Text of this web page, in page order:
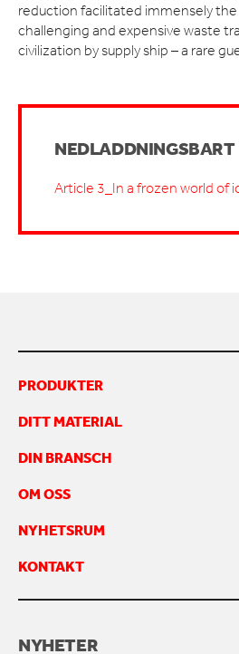
reduction facilitated immensely
challenging and expensive waste
civilization by supply ship – a rare
NEDLADDNINGSBART
Article 3_In a frozen world of
PRODUKTER
DITT MATERIAL
DIN BRANSCH
OM OSS
NYHETSRUM
KONTAKT
NYHETER